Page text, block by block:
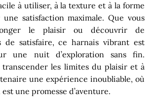
à utiliser, à la texture et à la forme
satisfaction maximale. Que vous
le plaisir ou découvrir de
de satisfaire, ce harnais vibrant est
une nuit d’exploration sans fin.
transcender les limites du plaisir et à
une expérience inoubliable, où
une promesse d’aventure.